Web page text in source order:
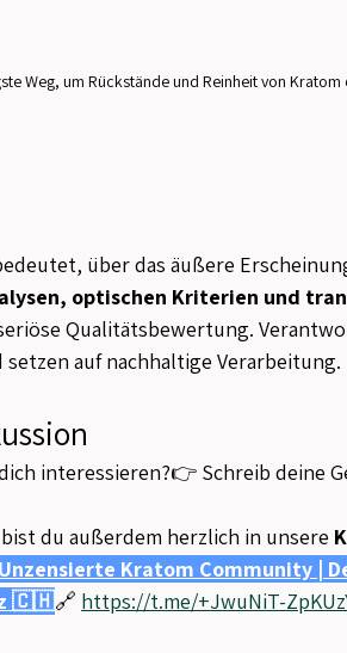
Weg, um Rückstände und Reinheit von
über das äußere
optischen Kriterien und
Qualitätsbewertung.
auf nachhaltige Verarbeitung.
interessieren?👉 Schreib deine
du außerdem herzlich in unsere
Kratom Community |
🇨🇭🔗 https://t.me/+JwuNiT-